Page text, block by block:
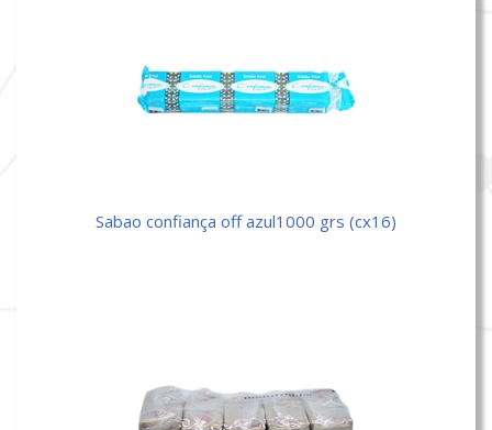
sabao confiança off azul1000 grs (cx16)